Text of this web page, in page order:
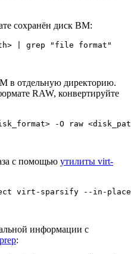
сохранён диск ВМ:
| grep "file format"
в отдельную директорию.
RAW, конвертируйте
-O raw
с помощью утилиты virt-
virt-sparsify --in-
информации с
: